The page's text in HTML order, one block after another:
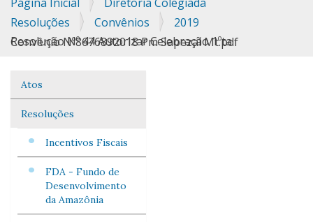
Resoluções
Convênios
2019
Resolução Nº 44 Autorizar Celebração 1ºta Convênio Nº8676892018 Pm Sapezal Mt.pdf
Navegação
Atos
Resoluções
Incentivos Fiscais
FDA - Fundo de
Desenvolvimento
da Amazônia